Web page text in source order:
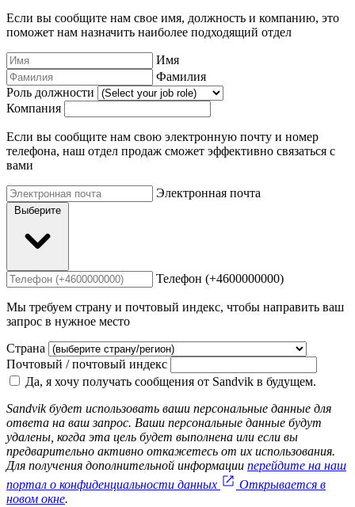
Если вы сообщите нам свое имя, должность и компанию, это
поможет нам назначить наиболее подходящий отдел
Имя
Фамилия
Роль должности
Компания
Если вы сообщите нам свою электронную почту и номер
телефона, наш отдел продаж сможет эффективно связаться с
вами
Электронная почта
Выберите
Телефон (+4600000000)
Мы требуем страну и почтовый индекс, чтобы направить ваш
запрос в нужное место
Страна
Почтовый / почтовый индекс
Да, я хочу получать сообщения от Sandvik в будущем.
Sandvik будет использовать ваши персональные данные для
ответа на ваш запрос. Ваши персональные данные будут
удалены, когда эта цель будет выполнена или если вы
предварительно активно откажетесь от их использования.
Для получения дополнительной информации перейдите на наш
портал о конфиденциальности данных
Открывается в
новом окне.